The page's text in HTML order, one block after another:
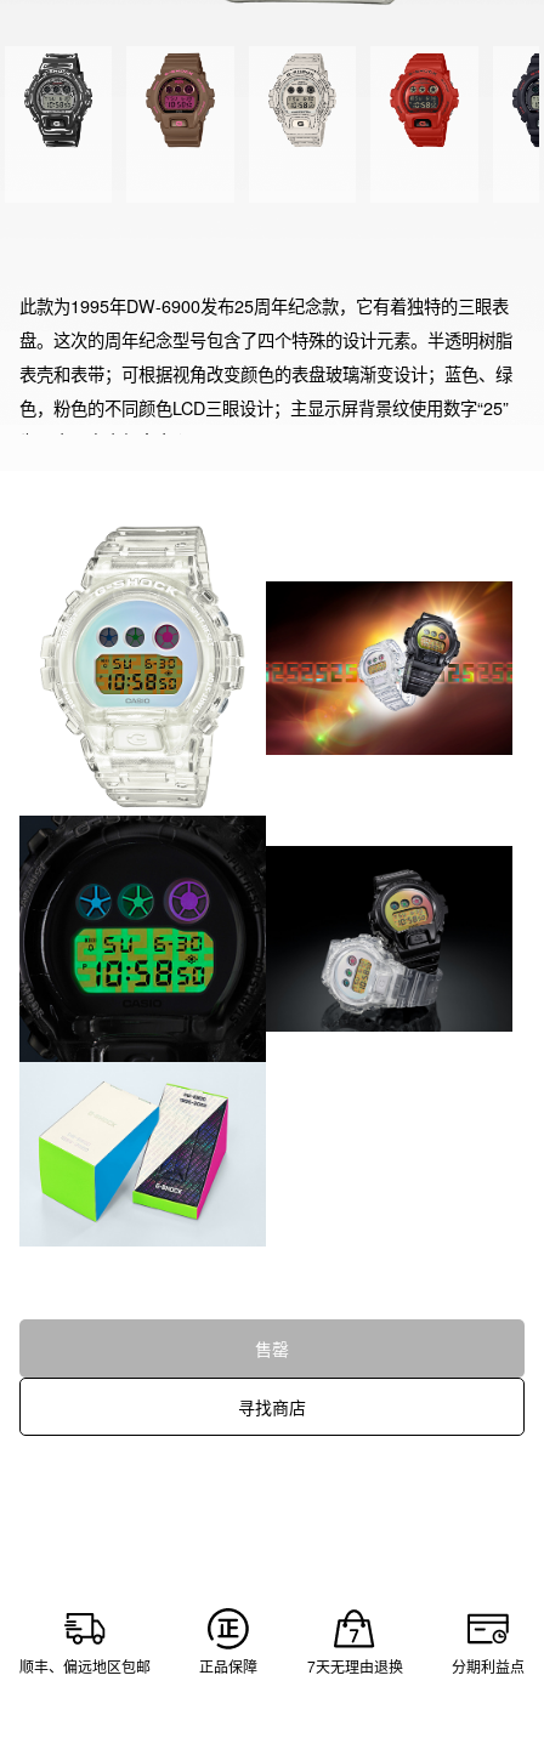
此款为1995年DW-6900发布25周年纪念款，它有着独特的三眼表
盘。这次的周年纪念型号包含了四个特殊的设计元素。半透明树脂
表壳和表带；可根据视角改变颜色的表盘玻璃渐变设计；蓝色、绿
色，粉色的不同颜色LCD三眼设计；主显示屏背景纹使用数字“25”
为元素，突出纪念意义。
售罄
寻找商店
顺丰、偏远地区包邮 正品保障 7天无理由退换 分期利益点